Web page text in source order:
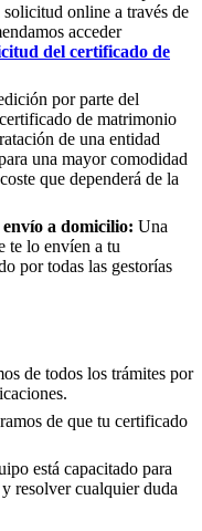
online a través de
acceder
del certificado de
por parte del
de matrimonio
de una entidad
una mayor comodidad
que dependerá de la
a domicilio: Una
te lo envíen a tu
por todas las gestorías
de todos los trámites por
de que tu certificado
está capacitado para
resolver cualquier duda